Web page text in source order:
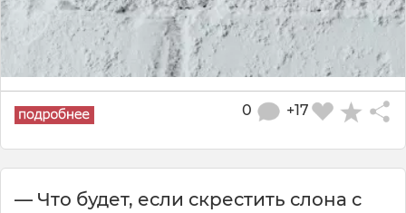
+17
0
— Что будет, если скрестить слона с